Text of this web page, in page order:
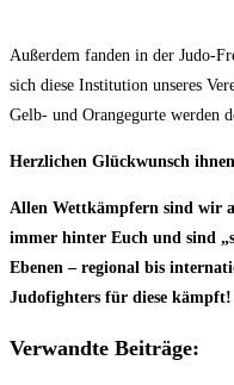
Außerdem fanden in der Judo-
sich diese Institution unseres
Gelb- und Orangegurte werden
Herzlichen Glückwunsch
Allen Wettkämpfern sind wir
immer hinter Euch und sind
Ebenen – regional bis
Judofighters für diese kämpft!
Verwandte Beiträge: